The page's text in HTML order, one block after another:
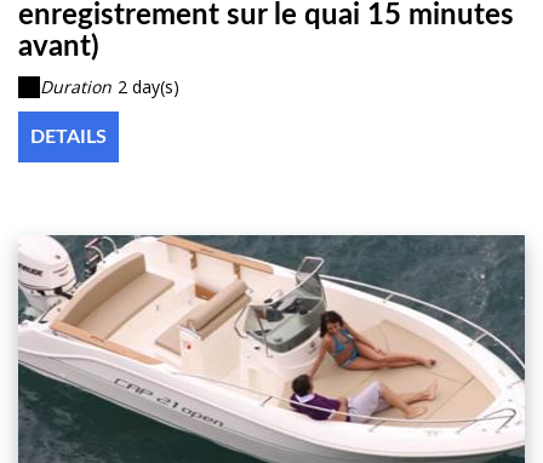
enregistrement sur le quai 15 minutes
avant)
Duration 2 day(s)
DETAILS